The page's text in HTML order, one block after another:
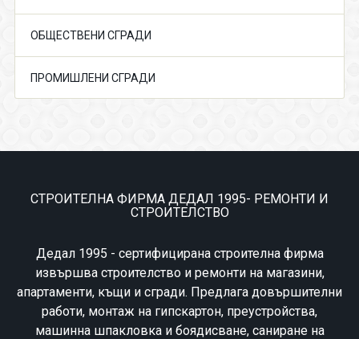
ОБЩЕСТВЕНИ СГРАДИ
ПРОМИШЛЕНИ СГРАДИ
СТРОИТЕЛНА ФИРМА ДЕДАЛ 1995- РЕМОНТИ И
СТРОИТЕЛСТВО
Дедал 1995 - сертифицирана строителна фирма
извършва строителство и ремонти на магазини,
апартаменти, къщи и сгради. Предлага довършителни
работи, монтаж на гипскартон, преустройства,
машинна шпакловка и боядисване, саниране на